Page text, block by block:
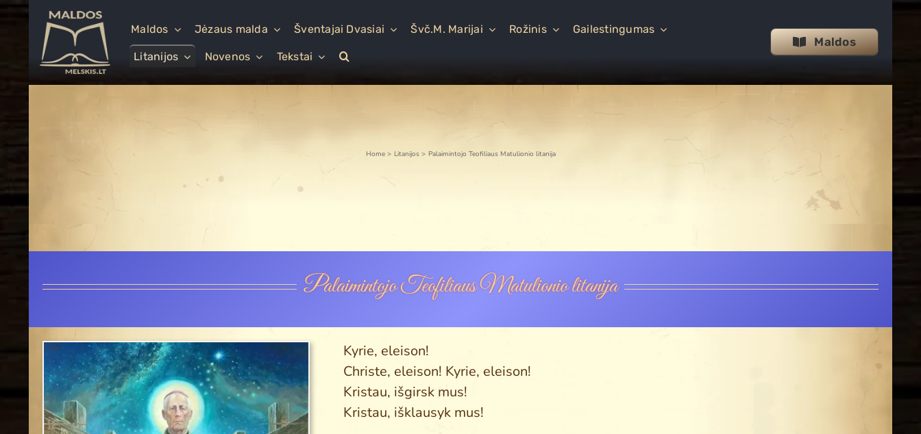
Skip
content
Maldos Jėzaus malda Šventajai Dvasiai Švč.M. Marijai Rožinis Gailestingumas
Litanijos Novenos Tekstai
Maldos
Home Litanijos Palaimintojo Teofiliaus Matulionio litanija
Palaimintojo Teofiliaus Matulionio litanija
Kyrie, eleison!
Christe, eleison! Kyrie, eleison!
Kristau, išgirsk mus!
Kristau, išklausyk mus!